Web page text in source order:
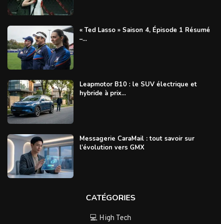
« Ted Lasso » Saison 4, Épisode 1 Résumé
–...
Leapmotor B10 : le SUV électrique et
hybride à prix...
Messagerie CaraMail : tout savoir sur
l’évolution vers GMX
CATÉGORIES
💻 High Tech